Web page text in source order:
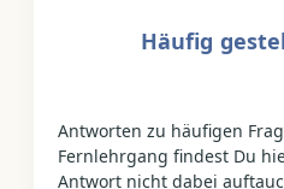
Häufig
Antworten zu häufigen
Fernlehrgang findest Du
Antwort nicht dabei